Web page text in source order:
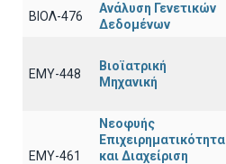
ΒΙΟΛ-476
Ανάλυση Γενετικών
Δεδομένων
ΕΜΥ-448
Βιοϊατρική
Μηχανική
ΕΜΥ-461
Νεοφυής
Επιχειρηματικότητα
και Διαχείριση